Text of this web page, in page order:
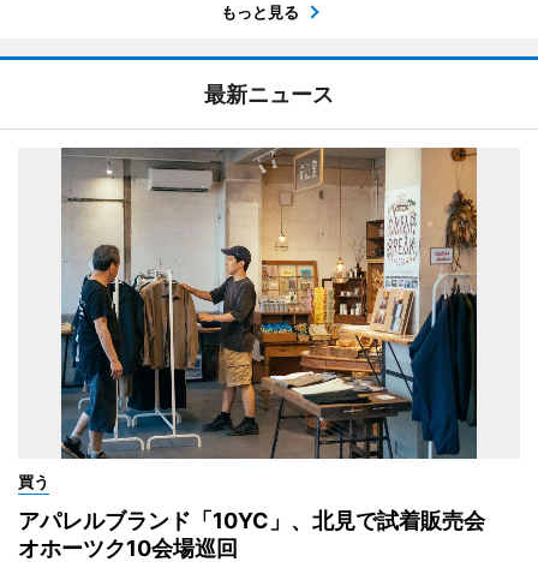
もっと見る
最新ニュース
買う
アパレルブランド「10YC」、北見で試着販売会
オホーツク10会場巡回